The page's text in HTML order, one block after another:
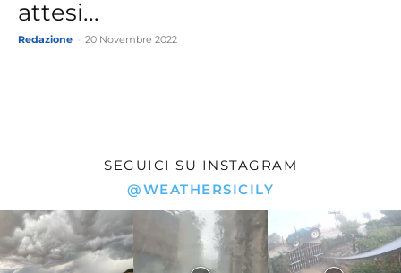
attesi...
Redazione 20 Novembre 2022
SEGUICI SU INSTAGRAM
@WEATHERSICILY